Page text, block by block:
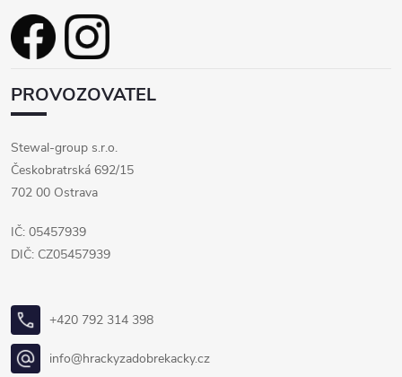
PROVOZOVATEL
Stewal-group s.r.o.
Českobratrská 692/15
702 00 Ostrava
IČ: 05457939
DIČ: CZ05457939
+420 792 314 398
info@hrackyzadobrekacky.cz